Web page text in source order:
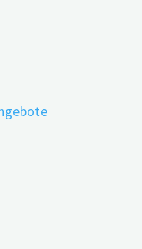
Staatsminister
Stand über das
Angebot, den
informieren.
(li.) informierte sich
und im Beisein
Prof. Dr. med. Peter